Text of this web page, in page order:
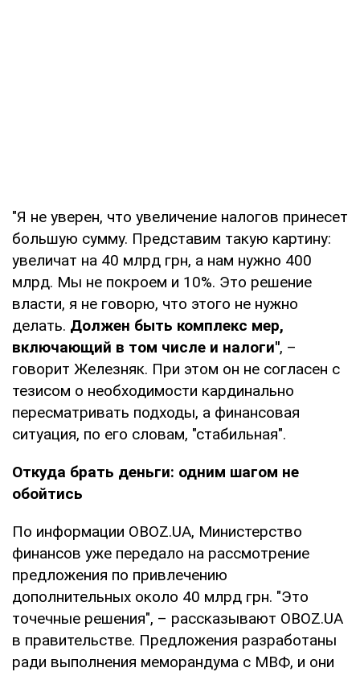
"Я не уверен, что увеличение налогов принесет
большую сумму. Представим такую картину:
увеличат на 40 млрд грн, а нам нужно 400
млрд. Мы не покроем и 10%. Это решение
власти, я не говорю, что этого не нужно
делать. Должен быть комплекс мер,
включающий в том числе и налоги", –
говорит Железняк. При этом он не согласен с
тезисом о необходимости кардинально
пересматривать подходы, а финансовая
ситуация, по его словам, "стабильная".
Откуда брать деньги: одним шагом не
обойтись
По информации OBOZ.UA, Министерство
финансов уже передало на рассмотрение
предложения по привлечению
дополнительных около 40 млрд грн. "Это
точечные решения", – рассказывают OBOZ.UA
в правительстве. Предложения разработаны
ради выполнения меморандума с МВФ, и они